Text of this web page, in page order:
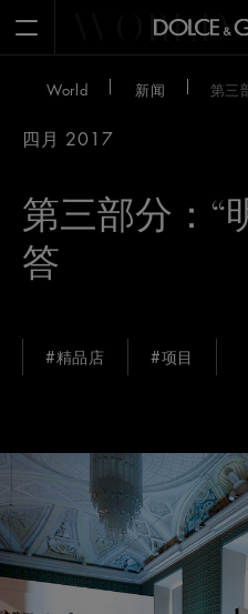
Open MenuWORLD
World 新闻 第三
四月 2017
第三部分：“
答
#精品店 #项目